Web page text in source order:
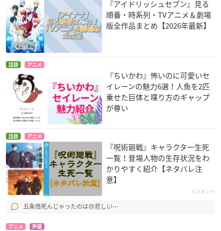
『アイドリッシュセブン』見る
順番・時系列・TVアニメ＆劇場
版全作品まとめ【2026年最新】
話題 アニメ
『ちいかわ』怖いのに可愛いセ
イレーンの魅力6選！人魚を2匹
乗せた巨体と喋り方のギャップ
が尊い
話題 アニメ
『呪術廻戦』キャラクター生死
一覧！登場人物の生存状況をわ
かりやすく紹介【ネタバレ注
意】
6コメント
五条悟死んじゃったのは😞悲しい⋯
アニメ 声優